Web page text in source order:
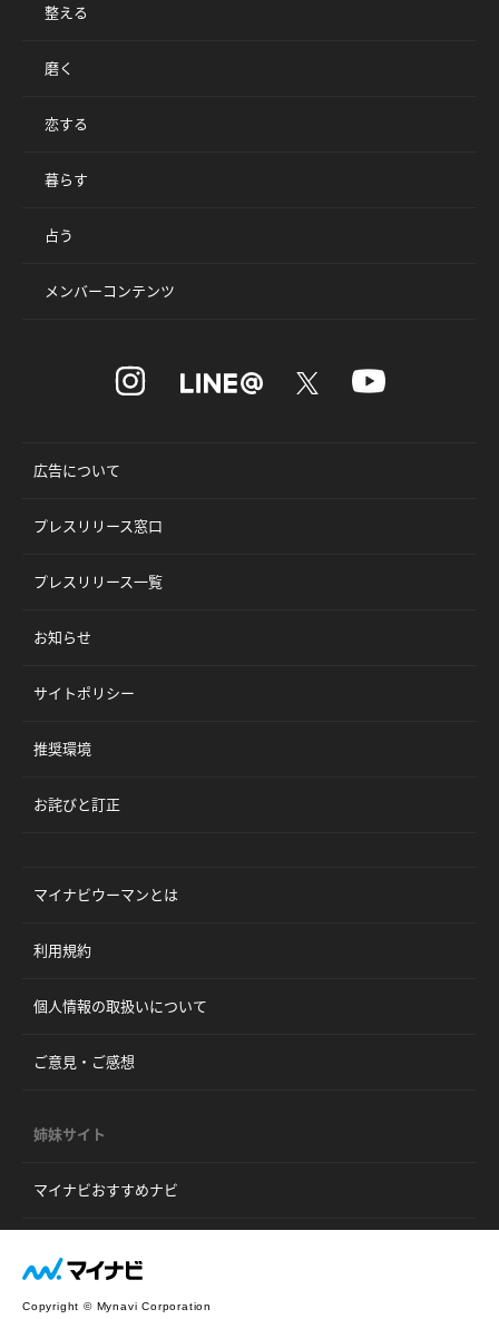
整える
磨く
恋する
暮らす
占う
メンバーコンテンツ
広告について
プレスリリース窓口
プレスリリース一覧
お知らせ
サイトポリシー
推奨環境
お詫びと訂正
マイナビウーマンとは
利用規約
個人情報の取扱いについて
ご意見・ご感想
姉妹サイト
マイナビおすすめナビ
Copyright © Mynavi Corporation